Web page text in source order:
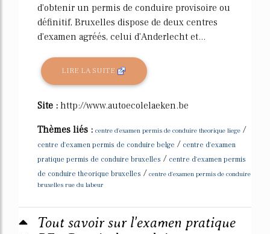
d'obtenir un permis de conduire provisoire ou
définitif, Bruxelles dispose de deux centres
d'examen agréés, celui d'Anderlecht et...
LIRE LA SUITE
Site : http://www.autoecolelaeken.be
Thèmes liés : centre d'examen permis de conduire theorique liege /
centre d'examen permis de conduire belge / centre d'examen
pratique permis de conduire bruxelles / centre d'examen permis
de conduire theorique bruxelles / centre d'examen permis de conduire
bruxelles rue du labeur
Tout savoir sur l'examen pratique